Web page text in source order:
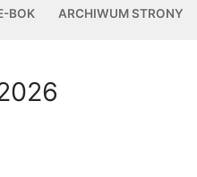
BOK ARCHIWUM STRONY